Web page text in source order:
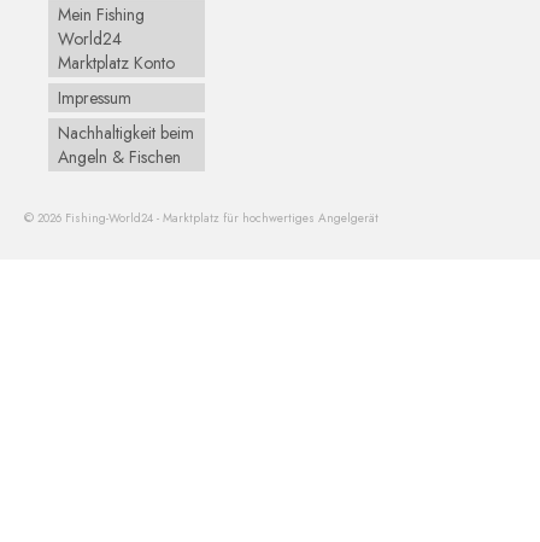
Mein Fishing
World24
Marktplatz Konto
Impressum
Nachhaltigkeit beim
Angeln & Fischen
© 2026 Fishing-World24 - Marktplatz für hochwertiges Angelgerät